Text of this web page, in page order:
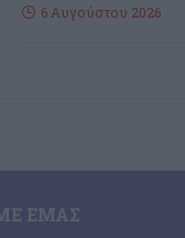
6 Αυγούστου 2026
ΕΜΆΣ